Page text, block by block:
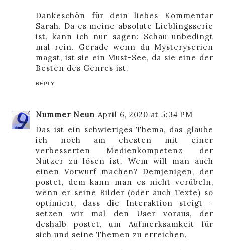
Dankeschön für dein liebes Kommentar
Sarah. Da es meine absolute Lieblingsserie
ist, kann ich nur sagen: Schau unbedingt
mal rein. Gerade wenn du Mysteryserien
magst, ist sie ein Must-See, da sie eine der
Besten des Genres ist.
REPLY
Nummer Neun April 6, 2020 at 5:34 PM
Das ist ein schwieriges Thema, das glaube
ich noch am ehesten mit einer
verbesserten Medienkompetenz der
Nutzer zu lösen ist. Wem will man auch
einen Vorwurf machen? Demjenigen, der
postet, dem kann man es nicht verübeln,
wenn er seine Bilder (oder auch Texte) so
optimiert, dass die Interaktion steigt -
setzen wir mal den User voraus, der
deshalb postet, um Aufmerksamkeit für
sich und seine Themen zu erreichen.